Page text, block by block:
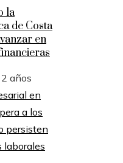
la
de Costa
en
años